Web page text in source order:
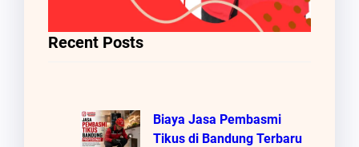
Recent Posts
Biaya Jasa Pembasmi
Tikus di Bandung Terbaru